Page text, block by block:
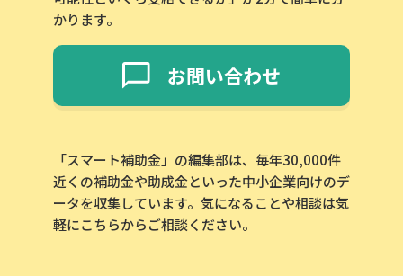
かります。
お問い合わせ
「スマート補助金」の編集部は、毎年30,000件
近くの補助金や助成金といった中小企業向けのデ
ータを収集しています。気になることや相談は気
軽にこちらからご相談ください。